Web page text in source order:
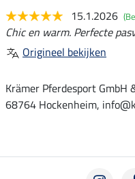
15.1.2026
Chic en warm. Perfecte
Origineel bekijken
Krämer Pferdesport GmbH
68764 Hockenheim,